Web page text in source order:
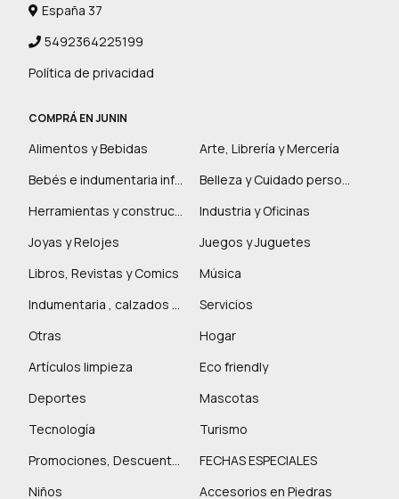
España 37
5492364225199
Política de privacidad
COMPRÁ EN JUNIN
Alimentos y Bebidas
Arte, Librería y Mercería
Bebés e indumentaria infantil
Belleza y Cuidado personal
Herramientas y construcción
Industria y Oficinas
Joyas y Relojes
Juegos y Juguetes
Libros, Revistas y Comics
Música
Indumentaria , calzados y marroquinería
Servicios
Otras
Hogar
Artículos limpieza
Eco friendly
Deportes
Mascotas
Tecnología
Turismo
Promociones, Descuentos y más
FECHAS ESPECIALES
Niños
Accesorios en Piedras